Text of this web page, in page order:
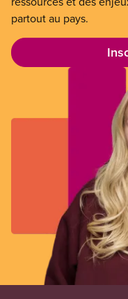
partout au pays.